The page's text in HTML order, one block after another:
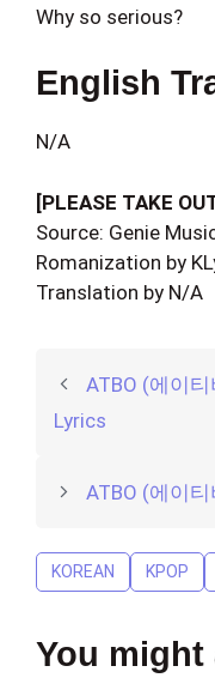
Why so serious?
English
N/A
[PLEASE TAKE
Source: Genie
Romanization by
Translation by N/A
ATBO (에이
Lyrics
ATBO (에이
KOREAN KPOP
You might